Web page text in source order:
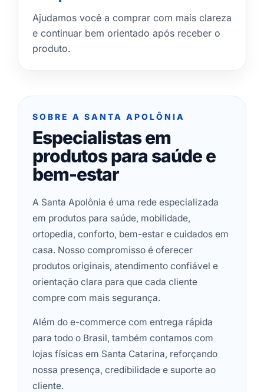
Ajudamos você a comprar com mais clareza
e continuar bem orientado após receber o
produto.
SOBRE A SANTA APOLÔNIA
Especialistas em
produtos para saúde e
bem-estar
A Santa Apolônia é uma rede especializada
em produtos para saúde, mobilidade,
ortopedia, conforto, bem-estar e cuidados em
casa. Nosso compromisso é oferecer
produtos originais, atendimento confiável e
orientação clara para que cada cliente
compre com mais segurança.
Além do e-commerce com entrega rápida
para todo o Brasil, também contamos com
lojas físicas em Santa Catarina, reforçando
nossa presença, credibilidade e suporte ao
cliente.